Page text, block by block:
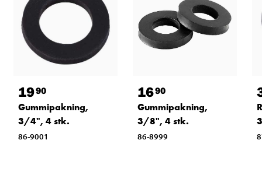
1990
Gummipakning,
3/4", 4 stk.
86-9001
1690
Gummipakning,
3/8", 4 stk.
86-8999